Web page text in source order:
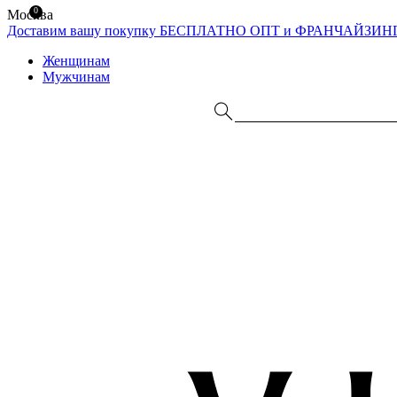
Москва
Доставим вашу покупку БЕСПЛАТНО ОПТ и
Женщинам
Мужчинам
0